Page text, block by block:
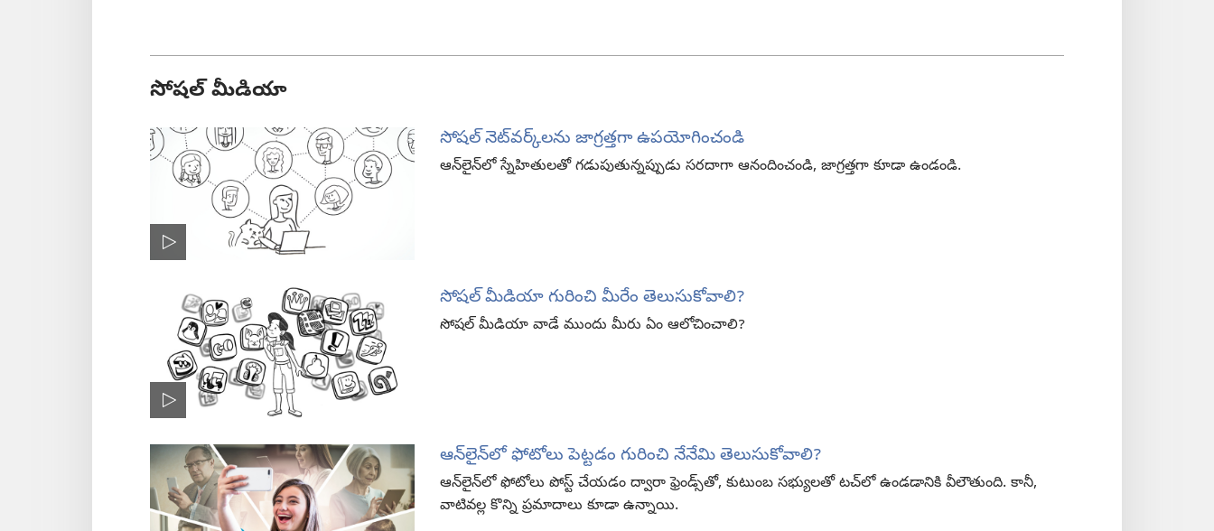
సోషల్‌ మీడియా
సోషల్‌ నెట్‌వర్క్‌లను జాగ్రత్తగా ఉపయోగించండి
ఆన్‌లైన్‌లో స్నేహితులతో గడుపుతున్నప్పుడు సరదాగా ఆనందించండి, జాగ్రత్తగా కూడా ఉండండి.
సోషల్‌ మీడియా గురించి మీరేం తెలుసుకోవాలి?
సోషల్‌ మీడియా వాడే ముందు మీరు ఏం ఆలోచించాలి?
ఆన్‌లైన్‌లో ఫోటోలు పెట్టడం గురించి నేనేమి తెలుసుకోవాలి?
ఆన్‌లైన్‌లో ఫోటోలు పోస్ట్‌ చేయడం ద్వారా ఫ్రెండ్స్‌తో, కుటుంబ సభ్యులతో టచ్‌లో ఉండడానికి వీలౌతుంది. కానీ,
వాటివల్ల కొన్ని ప్రమాదాలు కూడా ఉన్నాయి.